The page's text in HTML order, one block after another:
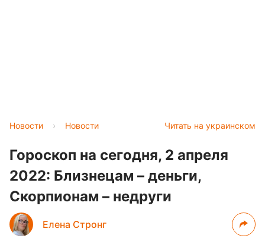
Читать на украинском
Новости › Новости
Гороскоп на сегодня, 2 апреля
2022: Близнецам – деньги,
Скорпионам – недруги
Елена Стронг